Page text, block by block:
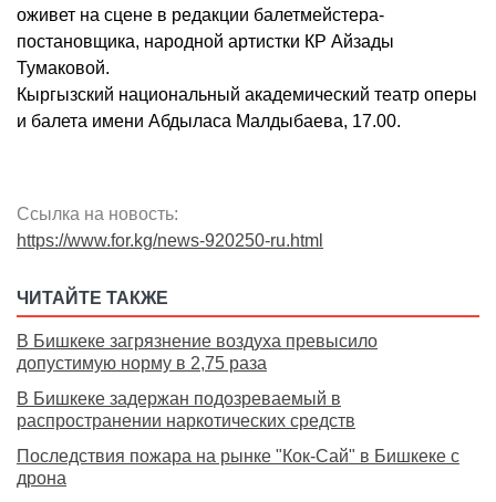
оживет на сцене в редакции балетмейстера-
постановщика, народной артистки КР Айзады
Тумаковой.
Кыргызский национальный академический театр оперы
и балета имени Абдыласа Малдыбаева, 17.00.
Ссылка на новость:
https://www.for.kg/news-920250-ru.html
ЧИТАЙТЕ ТАКЖЕ
В Бишкеке загрязнение воздуха превысило
допустимую норму в 2,75 раза
В Бишкеке задержан подозреваемый в
распространении наркотических средств
Последствия пожара на рынке "Кок-Сай" в Бишкеке с
дрона